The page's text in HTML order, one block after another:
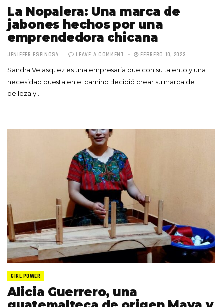
La Nopalera: Una marca de
jabones hechos por una
emprendedora chicana
JENIFFER ESPINOSA LEAVE A COMMENT FEBRERO 10, 2023
Sandra Velasquez es una empresaria que con su talento y una
necesidad puesta en el camino decidió crear su marca de
belleza y…
GIRL POWER
Alicia Guerrero, una